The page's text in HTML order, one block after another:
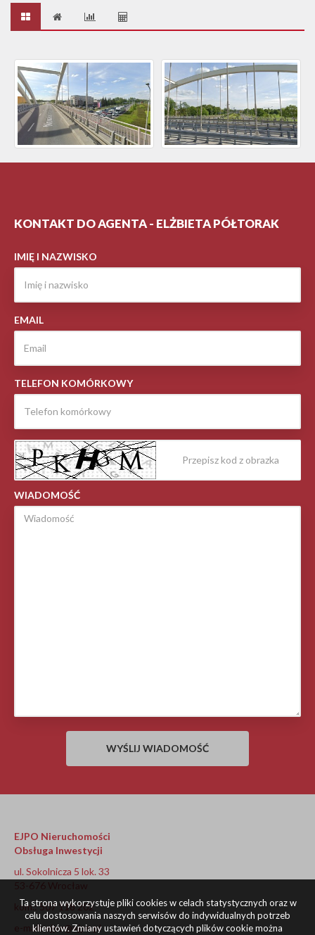
KONTAKT DO AGENTA - ELŻBIETA PÓŁTORAK
IMIĘ I NAZWISKO
EMAIL
TELEFON KOMÓRKOWY
WIADOMOŚĆ
EJPO Nieruchomości
Obsługa Inwestycji
ul. Sokolnicza 5 lok. 33
kom.: 507 118 202
e-mail:ejpo@ejpo.pl
Ta strona wykorzystuje pliki cookies w celach statystycznych oraz w
celu dostosowania naszych serwisów do indywidualnych potrzeb
klientów. Zmiany ustawień dotyczących plików cookie można